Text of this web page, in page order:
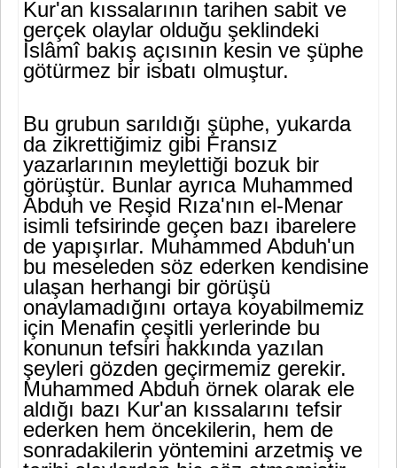
Kur'an kıssalarının tarihen sabit ve
ger­çek olaylar olduğu şeklindeki
İslâmî bakış açısının kesin ve şüphe
gö­türmez bir isbatı olmuştur.
Bu grubun sarıldığı şüphe, yukarda
da zikrettiğimiz gibi Fransız
yazarlarının meylettiği bozuk bir
görüştür. Bunlar ayrıca Muhammed
Abduh ve Reşid Rıza'nın el-Menar
isimli tefsirinde geçen bazı ibarele­re
de yapışırlar. Muhammed Abduh'un
bu meseleden söz ederken ken­disine
ulaşan herhangi bir görüşü
onaylamadığını ortaya koyabilme­miz
için Menafin çeşitli yerlerinde bu
konunun tefsiri hakkında yazı­lan
şeyleri gözden geçirmemiz gerekir.
Muhammed Abduh örnek ola­rak ele
aldığı bazı Kur'an kıssalarını tefsir
ederken hem öncekilerin, hem de
sonradakilerin yöntemini arzetmiş ve